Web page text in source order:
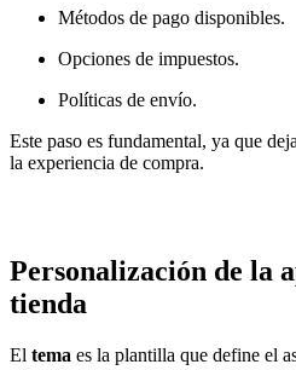
Métodos de pago disponibles.
Opciones de impuestos.
Políticas de envío.
Este paso es fundamental, ya que
la experiencia de compra.
Personalización de la
tienda
El tema es la plantilla que define el